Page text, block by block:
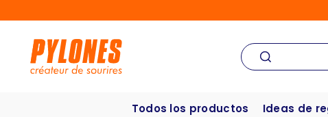
Todos los productos Ideas de